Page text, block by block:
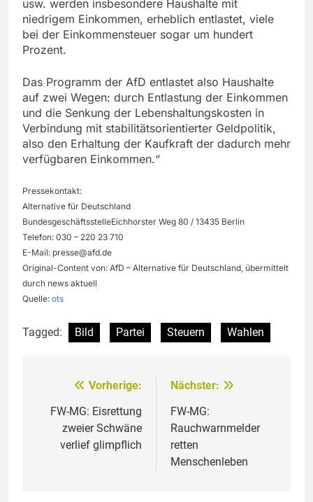
usw. werden insbesondere Haushalte mit
niedrigem Einkommen, erheblich entlastet, viele
bei der Einkommensteuer sogar um hundert
Prozent.
Das Programm der AfD entlastet also Haushalte
auf zwei Wegen: durch Entlastung der Einkommen
und die Senkung der Lebenshaltungskosten in
Verbindung mit stabilitätsorientierter Geldpolitik,
also den Erhaltung der Kaufkraft der dadurch mehr
verfügbaren Einkommen.“
Pressekontakt:
Alternative für Deutschland
BundesgeschäftsstelleEichhorster Weg 80 / 13435 Berlin
Telefon: 030 – 220 23 710
E-Mail: presse@afd.de
Original-Content von: AfD – Alternative für Deutschland, übermittelt
durch news aktuell
Quelle: ots
Tagged: Bild Partei Steuern Wahlen
Beitragsnavigation
Vorherige:
FW-MG: Eisrettung
zweier Schwäne
verlief glimpflich
Nächster:
FW-MG:
Rauchwarnmelder
retten
Menschenleben